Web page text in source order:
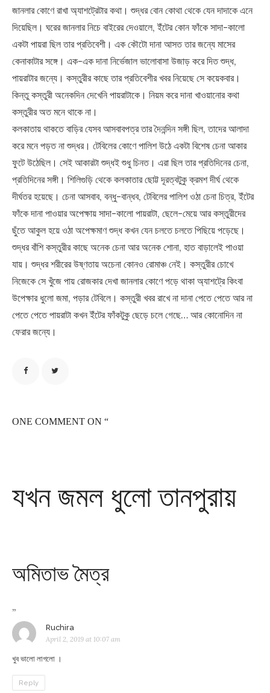
জানলার কোণে রাখা অ্যাশট্রেটার কথা। শুদ্ধর বোন কোথা থেকে যেন দাদাকে এনে
দিয়েছিল। ঘরের জানলার নিচে বাইরের দেওয়ালে, ইঁটের কোন ফাঁকে সাদা-কালো
একটা পায়রা ছিল তার প্রতিবেশী। এক কৌটো দানা আসত তার জন্যে মাসের
কেনাকাটার সঙ্গে। এক-এক দানা নির্ভেজাল ভালোবাসা উজাড় করে দিত শুদ্ধ,
পায়রাটার জন্যে। কস্তুরীর কাছে তার প্রতিবেশীর খবর নিয়েছে সে কয়েকবার।
কিন্তু কস্তুরী অনেকদিন দেখেনি পায়রাটাকে। নিয়ম করে দানা খাওয়ানোর কথা
কস্তুরীর অত মনে থাকে না।
কলকাতায় থাকতে বাড়ির যেসব আসবাবপত্র তার দৈনন্দিন সঙ্গী ছিল, তাদের আলাদা
করে মনে পড়ত না শুদ্ধর। টেবিলের কোণে পালিশ উঠে একটা বিশেষ চেনা আকার
ফুটে উঠেছিল। সেই আকারটা শুদ্ধই শুধু চিনত। এরা ছিল তার প্রতিদিনের চেনা,
প্রতিদিনের সঙ্গী। শিলিগুড়ি থেকে কলকাতার ছোট্ট দূরত্বটুকু ক্রমশ দীর্ঘ থেকে
দীর্ঘতর হয়েছে। চেনা আসবাব, বন্ধু-বান্ধব, টেবিলের পালিশ ওঠা চেনা চিত্র, ইঁটের
ফাঁকে দানা পাওয়ার অপেক্ষায় সাদা-কালো পায়রাটা, ছেলে-মেয়ে আর কস্তুরীদের
ছুঁতে আকুল হয়ে ওঠা অপেক্ষমাণ শুদ্ধ কখন যেন চলতে চলতে পিছিয়ে পড়েছে।
শুদ্ধর বাঁশি কস্তুরীর কাছে অনেক চেনা আর অনেক শোনা, হাত বাড়ালেই পাওয়া
যায়। শুদ্ধর শরীরের উষ্ণতায় অচেনা কোনও রোমাঞ্চ নেই। কস্তুরীর চোখে
নিজেকে সে খুঁজে পায় রোজকার দেখা জানলার কোণে পড়ে থাকা অ্যাশট্রে কিংবা
উপেক্ষার ধুলো জমা, পড়ার টেবিলে। কস্তুরী খবর রাখে না দানা পেতে পেতে আর না
পেতে পেতে পায়রাটা কখন ইঁটের ফাঁকটুকু ছেড়ে চলে গেছে… আর কোনোদিন না
ফেরার জন্যে।
ONE COMMENT ON “
যখন জমল ধুলো তানপুরায়
অমিতাভ মৈত্র
”
Ruchira
April 2, 2019 at 10:07 am
খুব ভালো লাগলো ।
Reply